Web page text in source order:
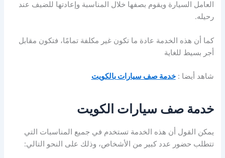
العامل السيارة ويقوم بصفها خلال المناسبة وإعادتها للضيف عند
رحيله.
كما أن هذه الخدمة عادة ما تكون غير مكلفة تمامًا، فتكون مقابل
أجر بسيط للغاية
شاهد أيضا :خدمة صف سيارات بالكويت
خدمة صف سيارات الكويت
يمكن القول أن هذه الخدمة تستخدم في جميع المناسبات التي
تتطلب حضور عدد كبير من الأشخاص، وذلك على النحو التالي: